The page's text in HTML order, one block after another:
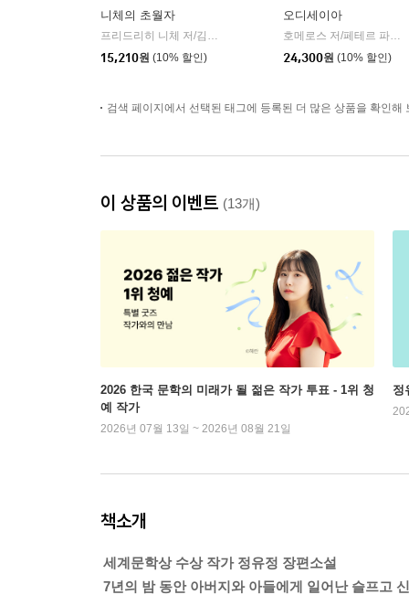
니체의 초월자
프리드리히 니체 저/김철 편역
15,210원 (10% 할인)
오디세이아
호메로스 저/페테르 파울 루벤스 그림/박문재 역
24,300원 (10% 할인)
검색 페이지에서 선택된 태그에 등록된 더 많은 상품을 확인해
이 상품의 이벤트 (13개)
2026 한국 문학의 미래가 될 젊은 작가 투표 - 1위 청
예 작가
2026년 07월 13일 ~ 2026년 08월 21일
정
책소개
세계문학상 수상 작가 정유정 장편소설
7년의 밤 동안 아버지와 아들에게 일어난 슬프고